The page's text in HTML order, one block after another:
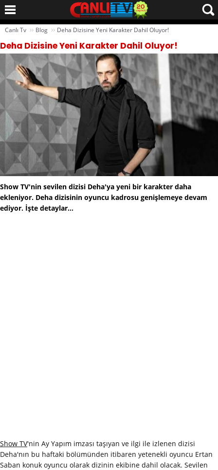
Canlı Tv ›› Blog ›› Deha Dizisine Yeni Karakter Dahil Oluyor!
Deha Dizisine Yeni Karakter Dahil Oluyor!
Show TV'nin sevilen dizisi Deha'ya yeni bir karakter daha
ekleniyor. Deha dizisinin oyuncu kadrosu genişlemeye devam
ediyor. İşte detaylar...
Show TV'nin Ay Yapım imzası taşıyan ve ilgi ile izlenen dizisi
Deha'nın bu haftaki bölümünden itibaren yetenekli oyuncu Ertan
Saban konuk oyuncu olarak dizinin ekibine dahil olacak. Sevilen